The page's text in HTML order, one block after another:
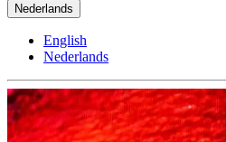
Nederlands
English
Nederlands